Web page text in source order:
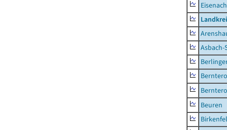
Asbach-
Beuren